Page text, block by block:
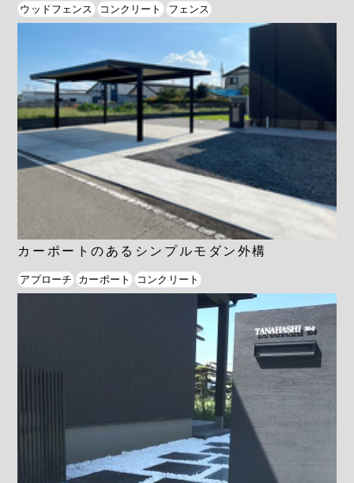
ウッドフェンス コンクリート フェンス
カーポートのあるシンプルモダン外構
アプローチ カーポート コンクリート